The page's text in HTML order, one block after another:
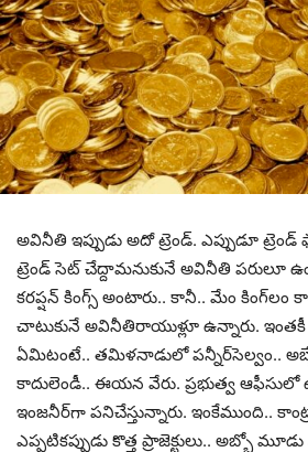
అవినీతి ఇప్పుడు అదో ట్రెండ్‌. ఎప్పుడూ
ట్రెండ్ సెట్ చేద్దామ‌నుకునే అవినీతి ప‌రులూ
క‌ర‌ప్ష‌న్ కింగ్స్ అంటారు.. కానీ.. మేం కింగ్‌లం
చాటుకునే అవినీతిరాయుళ్లూ ఉన్నారు.
ఏమిటంటే.. త‌మిళ‌నాడులో ప‌న్నీర్‌సెల్వం..
కాదులెండీ.. ఈయ‌న వేరు. ప్ర‌భుత్వ ఆఫీసులో
ఇంజ‌నీర్‌గా ప‌నిచేస్తున్నారు. ఇంకేముంది..
ఎప్ప‌టిక‌ప్పుడు కొత్త ప్రాజెక్టులు.. అబ్బో